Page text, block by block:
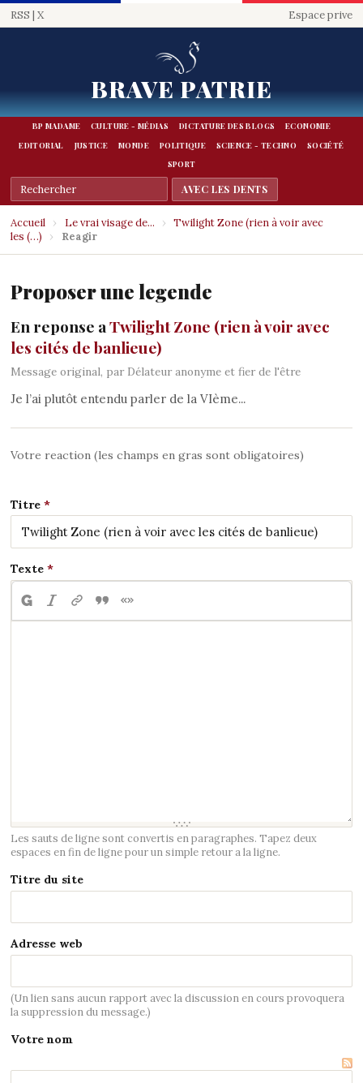
RSS | X Espace prive
BRAVE PATRIE
BP MADAME CULTURE - MÉDIAS DICTATURE DES BLOGS
ECONOMIE
EDITORIAL
JUSTICE MONDE POLITIQUE SCIENCE - TECHNO
SOCIÉTÉ
SPORT
Accueil › Le vrai visage de... ›
Twilight Zone (rien à voir avec
les (…)
› Reagir
Proposer une legende
En reponse aTwilight Zone (rien à voir avec
les cités de banlieue)
Message original, par Délateur anonyme et fier de l'être
Je l’ai plutôt entendu parler de la VIème...
Votre reaction (les champs en gras sont obligatoires)
Titre
Texte
Les sauts de ligne sont convertis en paragraphes. Tapez deux
espaces en fin de ligne pour un simple retour a la ligne.
Titre du site
Adresse web
(Un lien sans aucun rapport avec la discussion en cours provoquera
la suppression du message.)
Votre nom